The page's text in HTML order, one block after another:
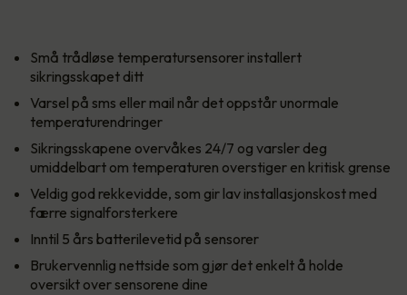
Små trådløse temperatursensorer installert
sikringsskapet ditt
Varsel på sms eller mail når det oppstår unormale
temperaturendringer
Sikringsskapene overvåkes 24/7 og varsler deg
umiddelbart om temperaturen overstiger en kritisk grense
Veldig god rekkevidde, som gir lav installasjonskost med
færre signalforsterkere
Inntil 5 års batterilevetid på sensorer
Brukervennlig nettside som gjør det enkelt å holde
oversikt over sensorene dine